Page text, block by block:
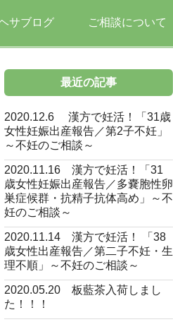
サブログ ご相談について
最近の記事
2020.12.6 漢方で妊活！「31歳
女性妊娠出産報告／第2子不妊」
～不妊のご相談～
2020.11.16 漢方で妊活！「31
歳女性妊娠出産報告／多嚢胞性卵
巣症候群・抗精子抗体高め」～不
妊のご相談～
2020.11.14 漢方で妊活！ 「38
歳女性出産報告／第二子不妊・生
理不順」～不妊のご相談～
2020.05.20 板藍茶入荷しまし
た！！！